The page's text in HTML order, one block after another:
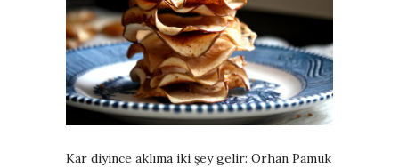
Kar diyince aklıma iki şey gelir: Orhan Pamuk